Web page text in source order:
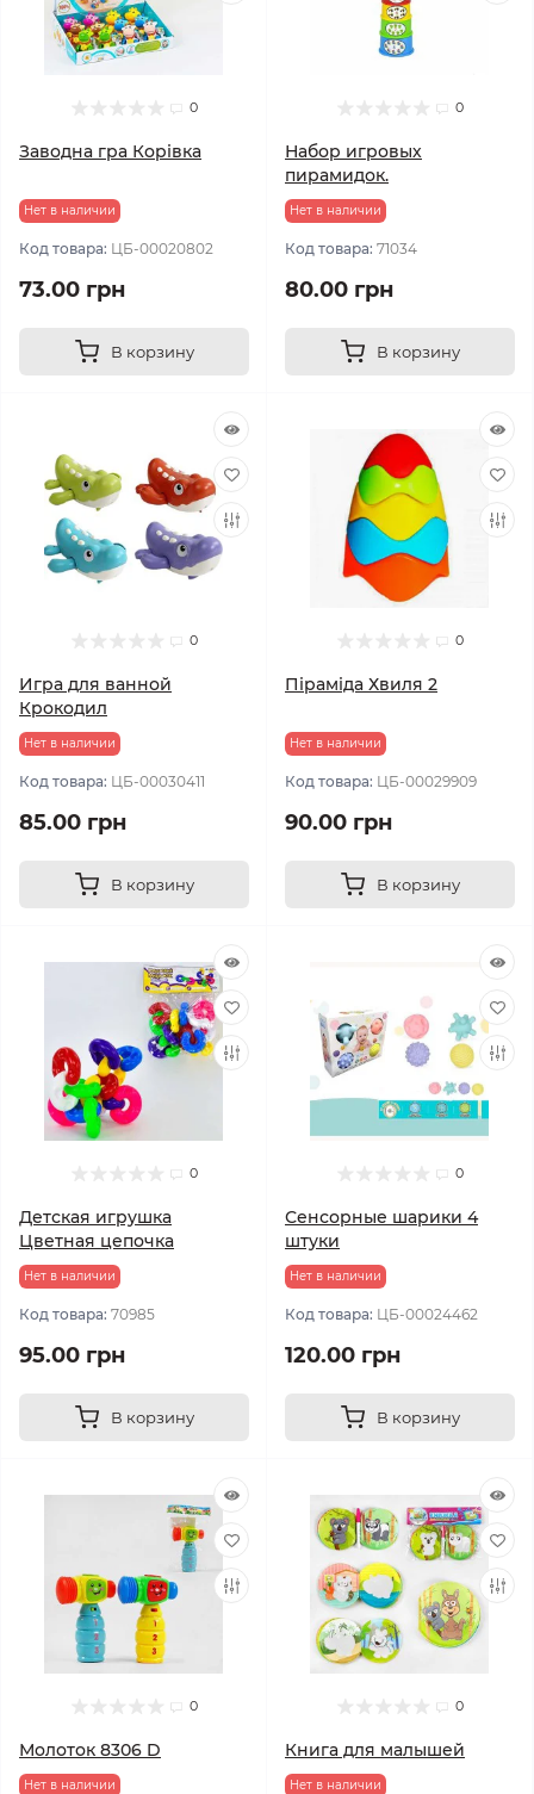
0
Заводна гра Корівка
Нет в наличии
Код товара: ЦБ-00020802
73.00 грн
В корзину
0
Набор игровых
пирамидок.
Нет в наличии
Код товара: 71034
80.00 грн
В корзину
0
Игра для ванной
Крокодил
Нет в наличии
Код товара: ЦБ-00030411
85.00 грн
В корзину
0
Піраміда Хвиля 2
Нет в наличии
Код товара: ЦБ-00029909
90.00 грн
В корзину
0
Детская игрушка
Цветная цепочка
Нет в наличии
Код товара: 70985
95.00 грн
В корзину
0
Сенсорные шарики 4
штуки
Нет в наличии
Код товара: ЦБ-00024462
120.00 грн
В корзину
0
Молоток 8306 D
Нет в наличии
0
Книга для малышей
Нет в наличии